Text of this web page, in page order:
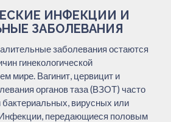
ИНФЕКЦИИ И
ЗАБОЛЕВАНИЯ
заболевания остаются
гинекологической
мире. Вагинит, цервицит и
органов таза (ВЗОТ) часто
вирусных или
передающиеся половым